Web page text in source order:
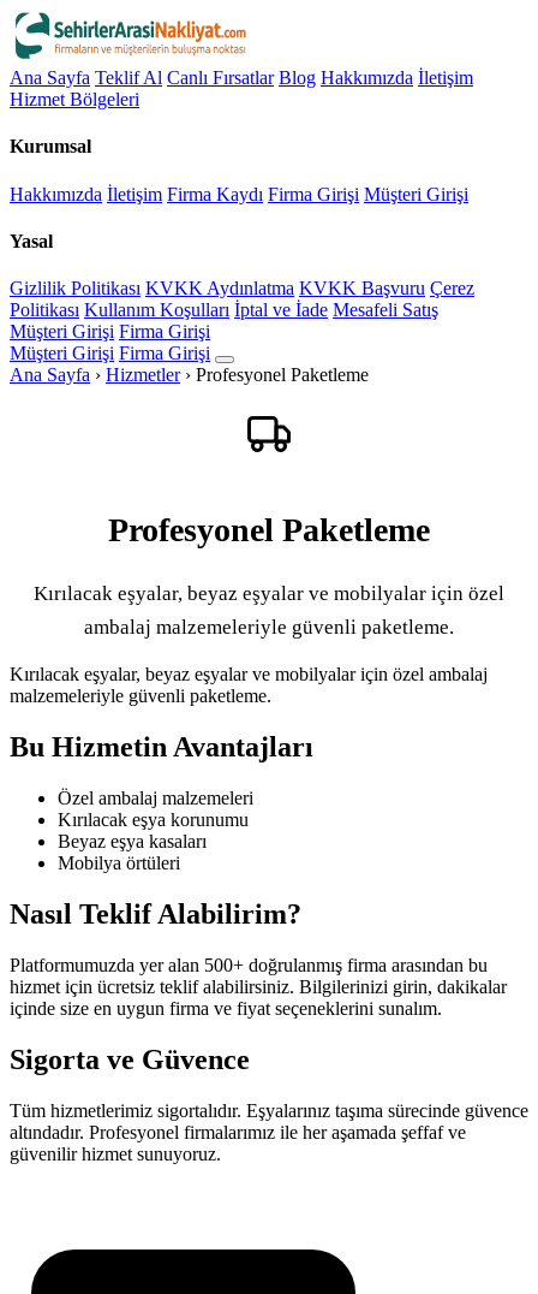
Ana Sayfa Teklif Al Canlı Fırsatlar Blog Hakkımızda İletişim
Hizmet Bölgeleri
Kurumsal
Hakkımızda İletişim Firma Kaydı Firma Girişi Müşteri Girişi
Yasal
Gizlilik Politikası KVKK Aydınlatma KVKK Başvuru Çerez
Politikası Kullanım Koşulları İptal ve İade Mesafeli Satış
Müşteri Girişi Firma Girişi
Müşteri Girişi Firma Girişi
Ana Sayfa › Hizmetler › Profesyonel Paketleme
Profesyonel Paketleme
Kırılacak eşyalar, beyaz eşyalar ve mobilyalar için özel
ambalaj malzemeleriyle güvenli paketleme.
Kırılacak eşyalar, beyaz eşyalar ve mobilyalar için özel ambalaj
malzemeleriyle güvenli paketleme.
Bu Hizmetin Avantajları
Özel ambalaj malzemeleri
Kırılacak eşya korunumu
Beyaz eşya kasaları
Mobilya örtüleri
Nasıl Teklif Alabilirim?
Platformumuzda yer alan 500+ doğrulanmış firma arasından bu
hizmet için ücretsiz teklif alabilirsiniz. Bilgilerinizi girin, dakikalar
içinde size en uygun firma ve fiyat seçeneklerini sunalım.
Sigorta ve Güvence
Tüm hizmetlerimiz sigortalıdır. Eşyalarınız taşıma sürecinde güvence
altındadır. Profesyonel firmalarımız ile her aşamada şeffaf ve
güvenilir hizmet sunuyoruz.